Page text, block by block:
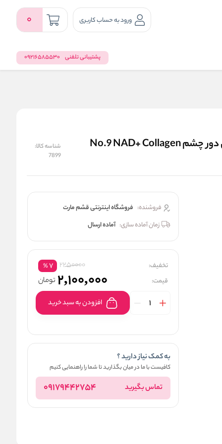
ورود به حساب کاربری 0
پشتیبانی تلفنی 09216585530
پد زیر چشم نامبوزین 9+ ضد چروک ، ضد پف و تیرگی دور چشم No.9 NAD+ Collagen
شناسه کالا:
7899
فروشنده: فروشگاه اینترنتی قشم مارت
زمان آماده سازی: آماده ارسال
تخفیف: 2250000
7
%
قیمت: 2,100,000 تومان
افزودن به سبد خرید
به کمک نیاز دارید ؟
کافیست با ما در میان بگذارید تا شما را راهنمایی کنیم
تماس بگیرید 09179442754